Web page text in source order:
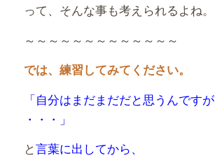
って、そんな事も考えられるよね。
～～～～～～～～～～～～～
では、練習してみてください。
「自分はまだまだだと思うんですが
・・・」
と言葉に出してから、